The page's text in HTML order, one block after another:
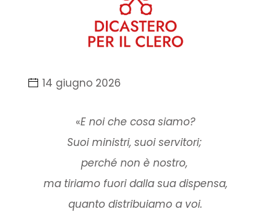
14 giugno 2026
«E noi che cosa siamo?
Suoi ministri, suoi servitori;
perché non è nostro,
ma tiriamo fuori dalla sua dispensa,
quanto distribuiamo a voi.